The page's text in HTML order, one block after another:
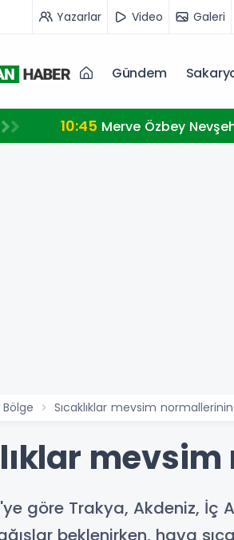
Yazarlar Video Galeri
Gündem
10:45 Merve Özbey
Sıcaklıklar mevsim
göre Trakya, Akdeniz, İç
beklenirken, hava